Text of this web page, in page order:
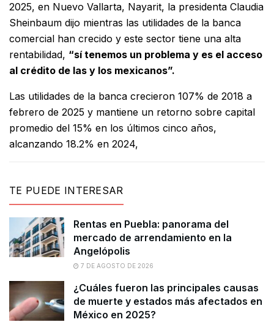
2025, en Nuevo Vallarta, Nayarit, la presidenta Claudia
Sheinbaum dijo mientras las utilidades de la banca
comercial han crecido y este sector tiene una alta
rentabilidad, “sí tenemos un problema y es el acceso
al crédito de las y los mexicanos”.
Las utilidades de la banca crecieron 107% de 2018 a
febrero de 2025 y mantiene un retorno sobre capital
promedio del 15% en los últimos cinco años,
alcanzando 18.2% en 2024,
TE PUEDE INTERESAR
Rentas en Puebla: panorama del
mercado de arrendamiento en la
Angelópolis
7 DE AGOSTO DE 2026
¿Cuáles fueron las principales causas
de muerte y estados más afectados en
México en 2025?